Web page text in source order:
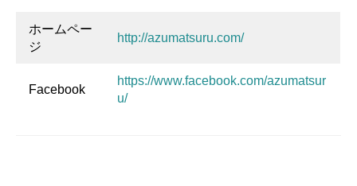
ホームペー
ジ
http://azumatsuru.com/
Facebook
https://www.facebook.com/azumatsur
u/